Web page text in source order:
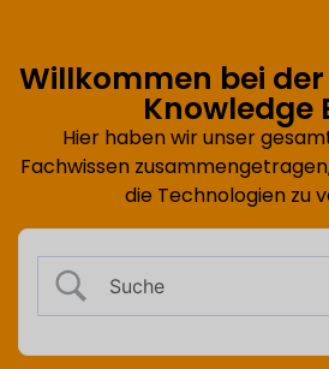
Willkommen bei
Knowledge
Hier haben wir unser
Fachwissen
die Technologien zu